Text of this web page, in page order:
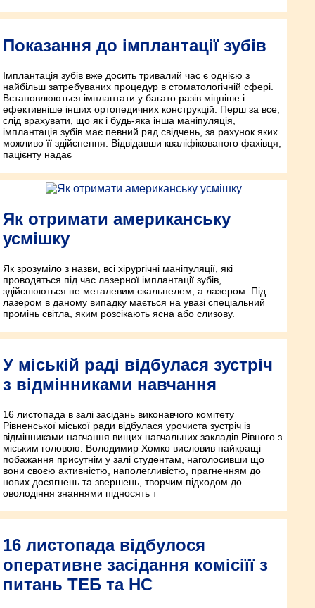
Показання до імплантації зубів
Імплантація зубів вже досить тривалий час є однією з
найбільш затребуваних процедур в стоматологічній сфері.
Встановлюються імплантати у багато разів міцніше і
ефективніше інших ортопедичних конструкцій. Перш за все,
слід врахувати, що як і будь-яка інша маніпуляція,
імплантація зубів має певний ряд свідчень, за рахунок яких
можливо її здійснення. Відвідавши кваліфікованого фахівця,
пацієнту надає
Як отримати американську
усмішку
Як зрозуміло з назви, всі хірургічні маніпуляції, які
проводяться під час лазерної імплантації зубів,
здійснюються не металевим скальпелем, а лазером. Під
лазером в даному випадку мається на увазі спеціальний
промінь світла, яким розсікають ясна або слизову.
У міській раді відбулася зустріч
з відмінниками навчання
16 листопада в залі засідань виконавчого комітету
Рівненської міської ради відбулася урочиста зустріч із
відмінниками навчання вищих навчальних закладів Рівного з
міським головою. Володимир Хомко висловив найкращі
побажання присутнім у залі студентам, наголосивши що
вони своєю активністю, наполегливістю, прагненням до
нових досягнень та звершень, творчим підходом до
оволодіння знаннями підносять т
16 листопада відбулося
оперативне засідання комісіїї з
питань ТЕБ та НС